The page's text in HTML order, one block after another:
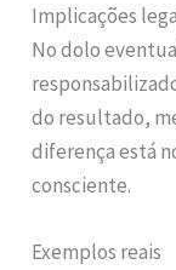
Implicações
No dolo
do resultado,
diferença está
consciente.
Exemplos reais